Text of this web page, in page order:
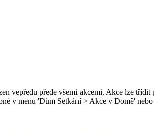
vepředu přede všemi akcemi. Akce lze
v menu 'Dům Setkání > Akce v Domě'